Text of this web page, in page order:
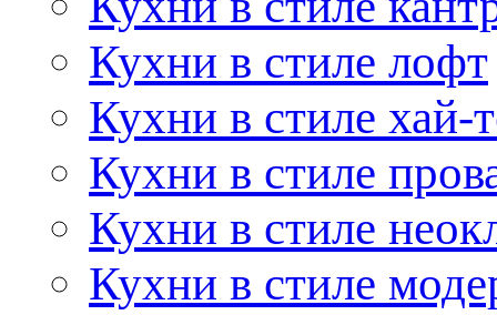
Кухни в стиле лофт
Кухни в стиле хай-
Кухни в стиле
Кухни в стиле
Кухни в стиле